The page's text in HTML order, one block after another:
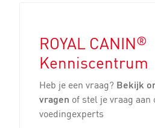
ROYAL CANIN®
Kenniscentrum
Heb je een vraag? Bekijk
vragen of stel je vraag aan
voedingexperts